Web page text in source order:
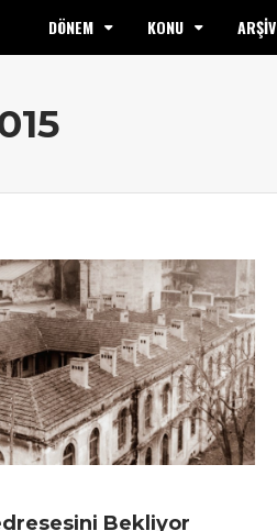
DÖNEM KONU ARŞİV
Bekliyor